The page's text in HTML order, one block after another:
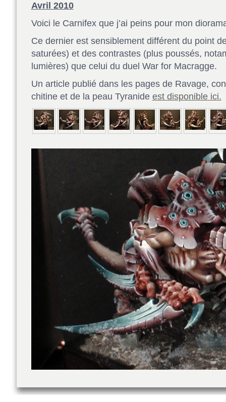
Avril 2010
Voici le Carnifex que j’ai peins pour mon
Ce dernier est sensiblement différent du point
saturées) et des contrastes (plus poussés,
lumières) que celui du duel War for Macragge.
Un article publié dans les pages de Ravage,
chitine et de la peau Tyranide est disponible ici.